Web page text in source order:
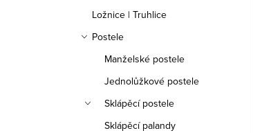
Ložnice | Truhlice
Postele
Manželské postele
Jednolůžkové postele
Sklápěcí postele
Sklápěcí palandy